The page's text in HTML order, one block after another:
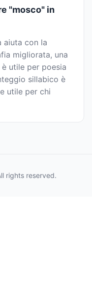
"mosco" in
aiuta con la
migliorata, una
utile per poesia
sillabico è
utile per chi
rights reserved.